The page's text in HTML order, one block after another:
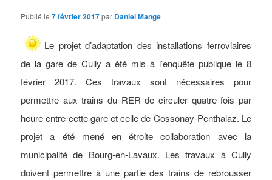
Publié le7 février 2017par Daniel Mange
Le projet d’adaptation des installations ferroviaires
de la gare de Cully a été mis à l’enquête publique le 8
février 2017. Ces travaux sont nécessaires pour
permettre aux trains du RER de circuler quatre fois par
heure entre cette gare et celle de Cossonay-Penthalaz. Le
projet a été mené en étroite collaboration avec la
municipalité de Bourg-en-Lavaux. Les travaux à Cully
doivent permettre à une partie des trains de rebrousser